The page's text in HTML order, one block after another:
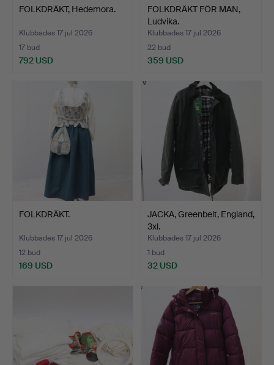
FOLKDRÄKT, Hedemora.
Klubbades 17 jul 2026
17 bud
792 USD
FOLKDRÄKT FÖR MAN,
Ludvika.
Klubbades 17 jul 2026
22 bud
359 USD
FOLKDRÄKT.
Klubbades 17 jul 2026
12 bud
169 USD
JACKA, Greenbelt, England,
3xl.
Klubbades 17 jul 2026
1 bud
32 USD